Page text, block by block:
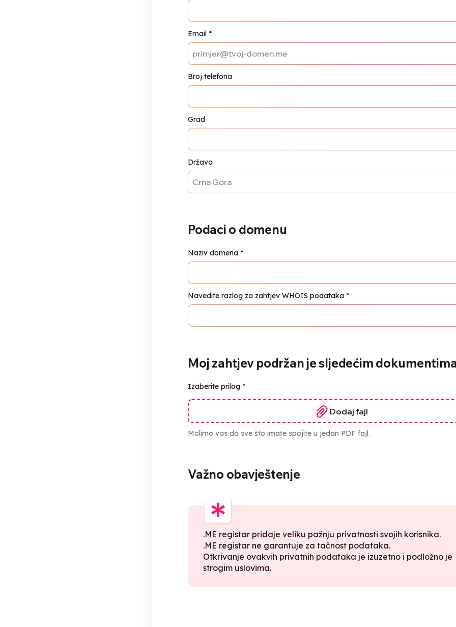
Email *
Broj telefona
Grad
Država
Podaci o domenu
Naziv domena *
Navedite razlog za zahtjev WHOIS podataka *
Moj zahtjev podržan je sljedećim
Izaberite prilog *
Dodaj fajl
Molimo vas da sve što imate spojite u jedan PDF fajl.
Važno obavještenje
.ME registar pridaje veliku pažnju privatnosti svojih korisnika.
.ME registar ne garantuje za tačnost podataka.
Otkrivanje ovakvih privatnih podataka je izuzetno i podložno je
strogim uslovima.